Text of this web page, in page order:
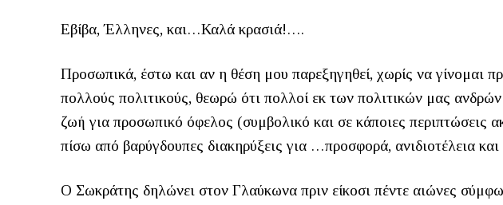
Εβίβα, Έλληνες, και…Καλά κρασιά!….
Προσωπικά, έστω και αν η θέση μου παρεξηγηθεί, χωρίς να γίνομαι
πολλούς πολιτικούς, θεωρώ ότι πολλοί εκ των πολιτικών μας ανδρών
ζωή για προσωπικό όφελος (συμβολικό και σε κάποιες περιπτώσεις
πίσω από βαρύγδουπες διακηρύξεις για …προσφορά, ανιδιοτέλεια
Ο Σωκράτης δηλώνει στον Γλαύκωνα πριν είκοσι πέντε αιώνες